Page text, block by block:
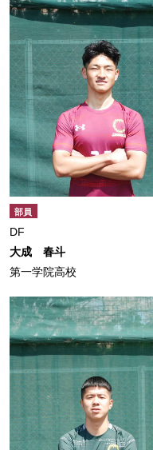
部員
DF
大成 春斗
第一学院高校